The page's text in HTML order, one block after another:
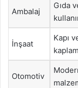
Ambalaj
Gıda
İnşaat
Kapı
Otomotiv